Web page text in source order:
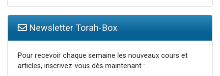
Newsletter Torah-Box
Pour recevoir chaque semaine les nouveaux cours et
articles, inscrivez-vous dès maintenant :